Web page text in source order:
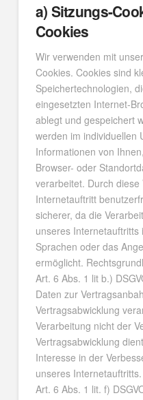
a) Sitzungs-
Cookies
Wir verwenden mit
Cookies. Cookies sind
Speichertechnologien,
eingesetzten Internet-
ablegt und gespeichert
werden im individuellen
Informationen von
Browser- oder
verarbeitet. Durch
Internetauftritt
sicherer, da die
unseres Internetauftritts
Sprachen oder das
ermöglicht.
Art. 6 Abs. 1 lit b.)
Daten zur
Vertragsabwicklung
Verarbeitung nicht der
Vertragsabwicklung
Interesse in der
unseres
Art. 6 Abs. 1 lit. f)